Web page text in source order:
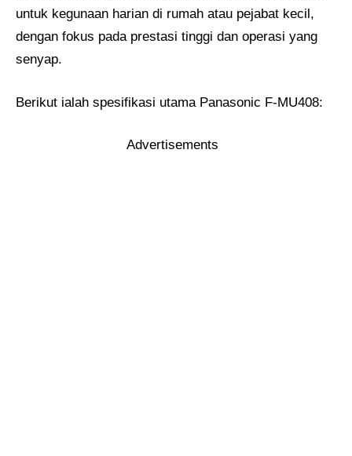
untuk kegunaan harian di rumah atau pejabat kecil,
dengan fokus pada prestasi tinggi dan operasi yang
senyap.
Berikut ialah spesifikasi utama Panasonic F-MU408:
Advertisements